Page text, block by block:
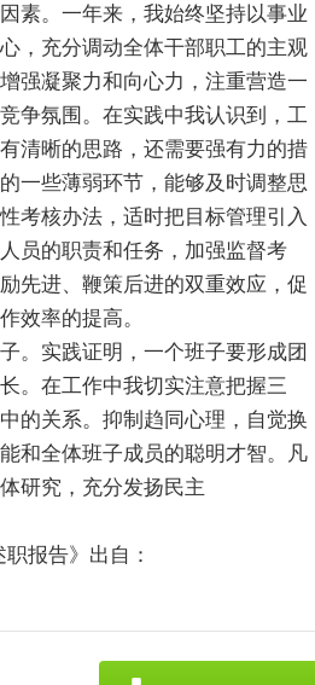
素。一年来，我始终坚持以事业
，充分调动全体干部职工的主观
强凝聚力和向心力，注重营造一
争氛围。在实践中我认识到，工
清晰的思路，还需要强有力的措
一些薄弱环节，能够及时调整思
考核办法，适时把目标管理引入
员的职责和任务，加强监督考
先进、鞭策后进的双重效应，促
效率的提高。
实践证明，一个班子要形成团
。在工作中我切实注意把握三
的关系。抑制趋同心理，自觉换
和全体班子成员的聪明才智。凡
研究，充分发扬民主
报告》出自：